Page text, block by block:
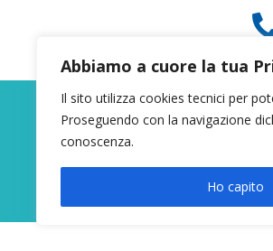
Abbiamo a cuore la tua
Il sito utilizza cookies tecnici per
Proseguendo con la navigazione
conoscenza.
Ho capito